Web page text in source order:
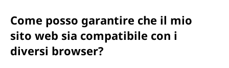
Come posso garantire che il mio
sito web sia compatibile con i
diversi browser?